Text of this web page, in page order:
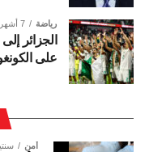
رياضة 7 أشهر مضت
الجزائر
على
أمن